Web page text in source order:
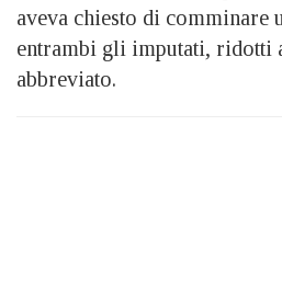
aveva chiesto di comminare
entrambi gli imputati, ridotti
abbreviato.